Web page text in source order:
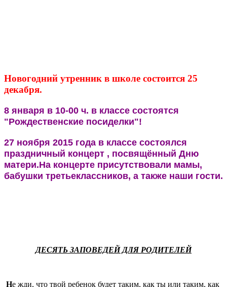
Новогодний утренник в школе состоится 25
декабря.
8 января в 10-00 ч. в классе состоятся
"Рождественские посиделки"!
27 ноября 2015 года в классе состоялся
праздничный концерт , посвящённый Дню
матери.На концерте присутствовали мамы,
бабушки третьеклассников, а также наши гости.
ДЕСЯТЬ ЗАПОВЕДЕЙ ДЛЯ РОДИТЕЛЕЙ
Не жди, что твой ребенок будет таким, как ты или таким, как